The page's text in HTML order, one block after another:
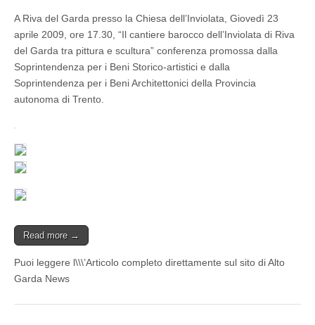
Cultura,
Conferenza
Barocco
A Riva del Garda presso la Chiesa dell’Inviolata, Giovedì 23
aprile 2009, ore 17.30, “Il cantiere barocco dell’Inviolata di Riva
del Garda tra pittura e scultura” conferenza promossa dalla
Soprintendenza per i Beni Storico-artistici e dalla
Soprintendenza per i Beni Architettonici della Provincia
autonoma di Trento.
Read more →
Puoi leggere l\\\’Articolo completo direttamente sul sito di Alto
Garda News